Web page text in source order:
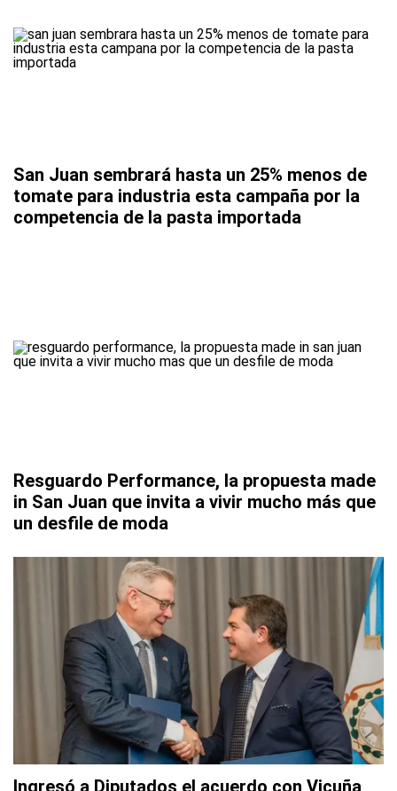
San Juan sembrará hasta un 25% menos de
tomate para industria esta campaña por la
competencia de la pasta importada
Resguardo Performance, la propuesta made
in San Juan que invita a vivir mucho más que
un desfile de moda